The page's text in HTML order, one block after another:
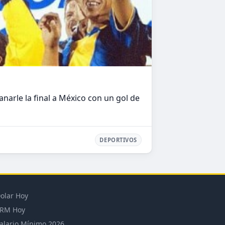
la final a México con un gol de
DEPORTIVOS
Hoy
Hoy